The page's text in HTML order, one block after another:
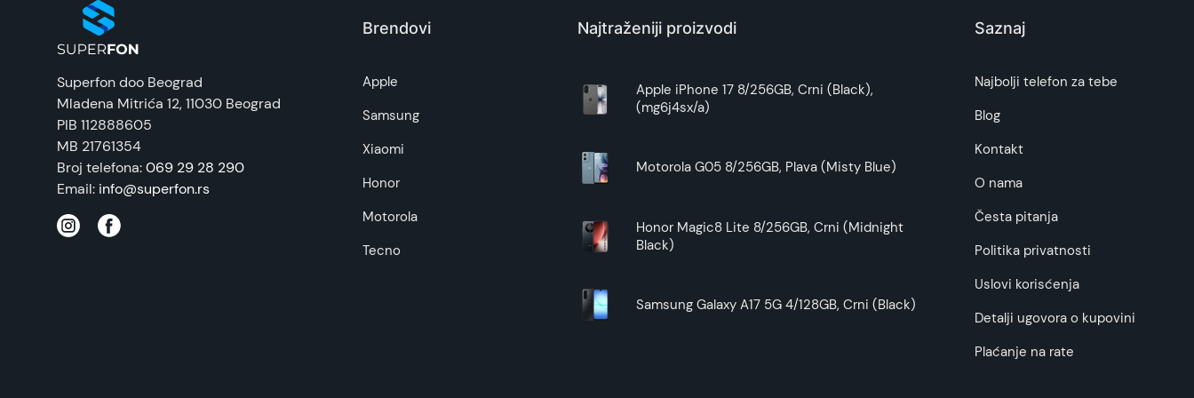
Zemlja porekla:
Prava potrošača:
Napomena:
Superfon doo se trudi da informacije i fotografije artikala budu što tačnije i detaljnije ali ne može da
Superfon doo Beograd
Mladena Mitrića 12, 11030 Beograd
PIB 112888605
MB 21761354
Broj telefona:069 29 28 290
Email: info@superfon.rs
Brendovi
Apple
Samsung
Xiaomi
Honor
Motorola
Tecno
Najtraženiji proizvodi
Apple iPhone 17 8/256GB, Crni (Black),
(mg6j4sx/a)
Motorola G05 8/256GB, Plava (Misty Blue)
Honor Magic8 Lite 8/256GB, Crni (Midnight
Black)
Samsung Galaxy A17 5G 4/128GB, Crni (Black)
Saznaj
Najbolji telefon za tebe
Blog
Kontakt
O nama
Česta pitanja
Politika privatnosti
Uslovi korisćenja
Detalji ugovora o kupovini
Plaćanje na rate